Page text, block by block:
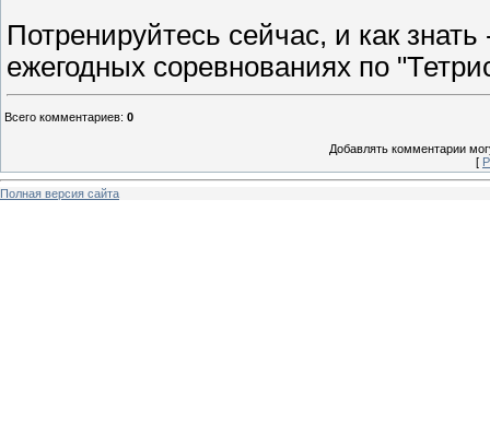
Потренируйтесь сейчас, и как
ежегодных соревнованиях по
Всего комментариев: 0
Добавлять комментарии
[
Полная версия сайта